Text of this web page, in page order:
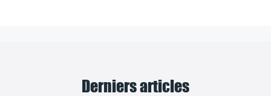
Derniers articles